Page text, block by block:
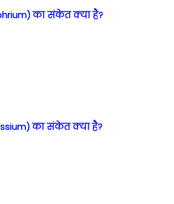
का संकेत क्या है?
का संकेत क्या है?